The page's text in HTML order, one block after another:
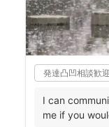
発達凸凹相談歓迎
I can
me if you